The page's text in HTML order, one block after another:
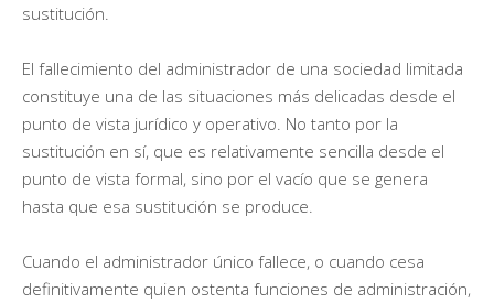
sustitución.
El fallecimiento del administrador de una sociedad limitada
constituye una de las situaciones más delicadas desde el
punto de vista jurídico y operativo. No tanto por la
sustitución en sí, que es relativamente sencilla desde el
punto de vista formal, sino por el vacío que se genera
hasta que esa sustitución se produce.
Cuando el administrador único fallece, o cuando cesa
definitivamente quien ostenta funciones de administración,